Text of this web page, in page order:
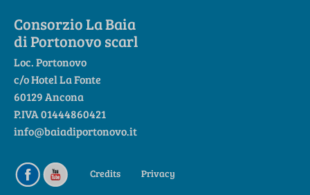
Consorzio La Baia
di Portonovo scarl
Loc. Portonovo
c/o Hotel La Fonte
60129 Ancona
P.IVA 01444860421
info@baiadiportonovo.it
Credits Privacy